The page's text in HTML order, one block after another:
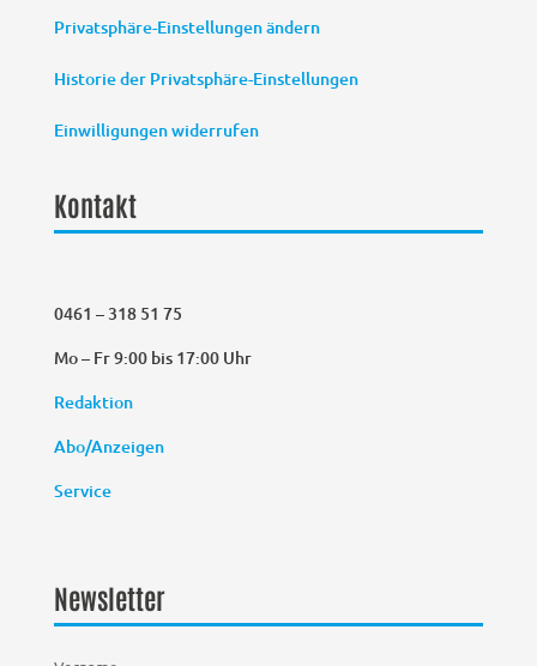
Privatsphäre-Einstellungen ändern
Historie der Privatsphäre-Einstellungen
Einwilligungen widerrufen
Kontakt
0461 – 318 51 75
Mo – Fr 9:00 bis 17:00 Uhr
Redaktion
Abo/Anzeigen
Service
Newsletter